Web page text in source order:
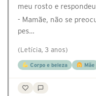
meu rosto e
- Mamãe, não se
pes…
(Letícia, 3 anos)
Corpo e beleza Mãe